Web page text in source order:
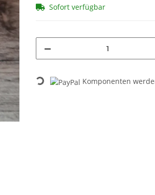
Sofort verfügbar
Loading... Komponenten